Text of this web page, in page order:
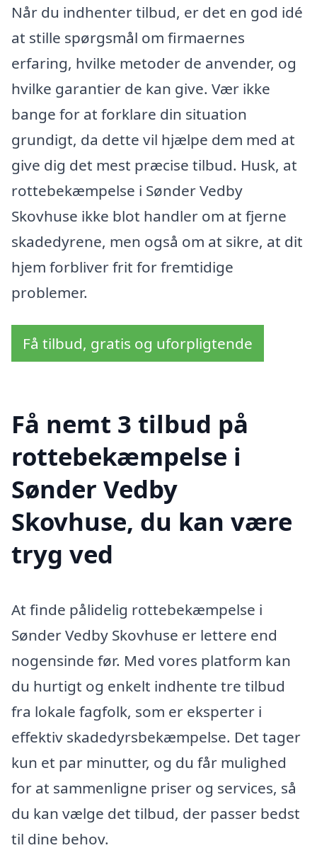
Når du indhenter tilbud, er det en god idé
at stille spørgsmål om firmaernes
erfaring, hvilke metoder de anvender, og
hvilke garantier de kan give. Vær ikke
bange for at forklare din situation
grundigt, da dette vil hjælpe dem med at
give dig det mest præcise tilbud. Husk, at
rottebekæmpelse i Sønder Vedby
Skovhuse ikke blot handler om at fjerne
skadedyrene, men også om at sikre, at dit
hjem forbliver frit for fremtidige
problemer.
Få tilbud, gratis og uforpligtende
Få nemt 3 tilbud på
rottebekæmpelse i
Sønder Vedby
Skovhuse, du kan være
tryg ved
At finde pålidelig rottebekæmpelse i
Sønder Vedby Skovhuse er lettere end
nogensinde før. Med vores platform kan
du hurtigt og enkelt indhente tre tilbud
fra lokale fagfolk, som er eksperter i
effektiv skadedyrsbekæmpelse. Det tager
kun et par minutter, og du får mulighed
for at sammenligne priser og services, så
du kan vælge det tilbud, der passer bedst
til dine behov.